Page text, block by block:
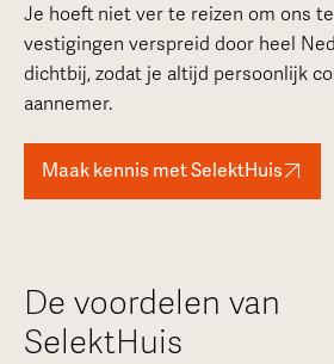
Je hoeft niet ver te reizen om ons
vestigingen verspreid door heel
dichtbij, zodat je altijd persoonlijk
aannemer.
Maak kennis met SelektHuis
De voordelen van
SelektHuis